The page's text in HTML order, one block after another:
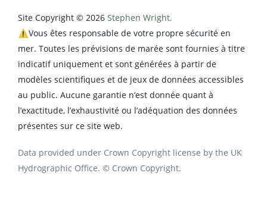
Site Copyright © 2026 Stephen Wright.
⚠️Vous êtes responsable de votre propre sécurité en
mer. Toutes les prévisions de marée sont fournies à titre
indicatif uniquement et sont générées à partir de
modèles scientifiques et de jeux de données accessibles
au public. Aucune garantie n’est donnée quant à
l’exactitude, l’exhaustivité ou l’adéquation des données
présentes sur ce site web.
Data provided under Crown Copyright license by the UK
Hydrographic Office. © Crown Copyright.